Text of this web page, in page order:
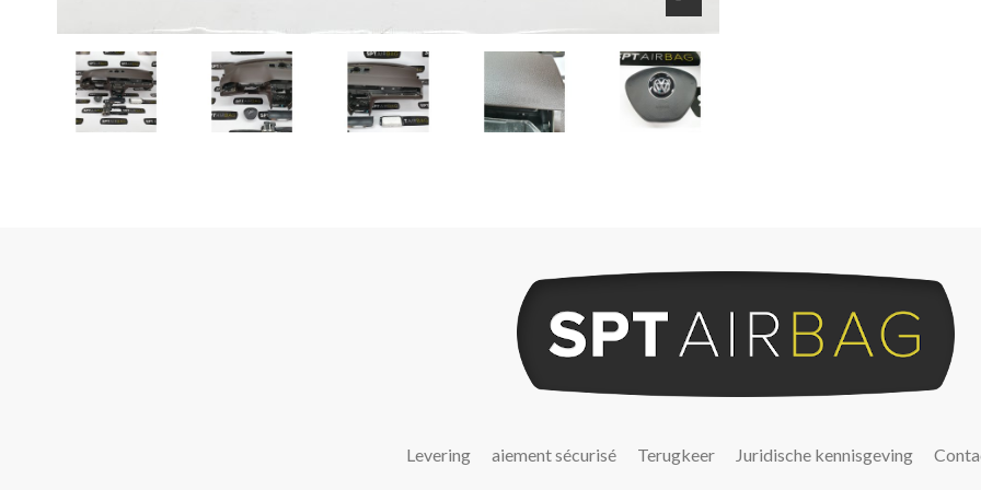
Levering aiement sécurisé Terugkeer Juridische kennisgeving